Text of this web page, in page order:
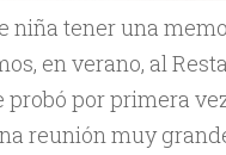
niña tener una
en verano, al
probó por primera
reunión muy